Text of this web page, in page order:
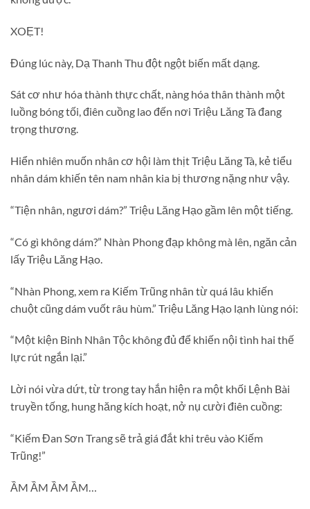
XOẸT!
Đúng lúc này, Dạ Thanh Thu đột ngột biến mất dạng.
Sát cơ như hóa thành thực chất, nàng hóa thân thành một
luồng bóng tối, điên cuồng lao đến nơi Triệu Lăng Tà đang
trọng thương.
Hiển nhiên muốn nhân cơ hội làm thịt Triệu Lăng Tà, kẻ tiểu
nhân dám khiến tên nam nhân kia bị thương nặng như vậy.
“Tiện nhân, ngươi dám?” Triệu Lăng Hạo gầm lên một tiếng.
“Có gì không dám?” Nhàn Phong đạp không mà lên, ngăn cản
lấy Triệu Lăng Hạo.
“Nhàn Phong, xem ra Kiếm Trũng nhân từ quá lâu khiến
chuột cũng dám vuốt râu hùm.” Triệu Lăng Hạo lạnh lùng nói:
“Một kiện Binh Nhân Tộc không đủ để khiến nội tình hai thế
lực rút ngắn lại.”
Lời nói vừa dứt, từ trong tay hắn hiện ra một khối Lệnh Bài
truyền tống, hung hăng kích hoạt, nở nụ cười điên cuồng:
“Kiếm Đan Sơn Trang sẽ trả giá đắt khi trêu vào Kiếm
Trũng!”
ẦM ẦM ẦM ẦM…